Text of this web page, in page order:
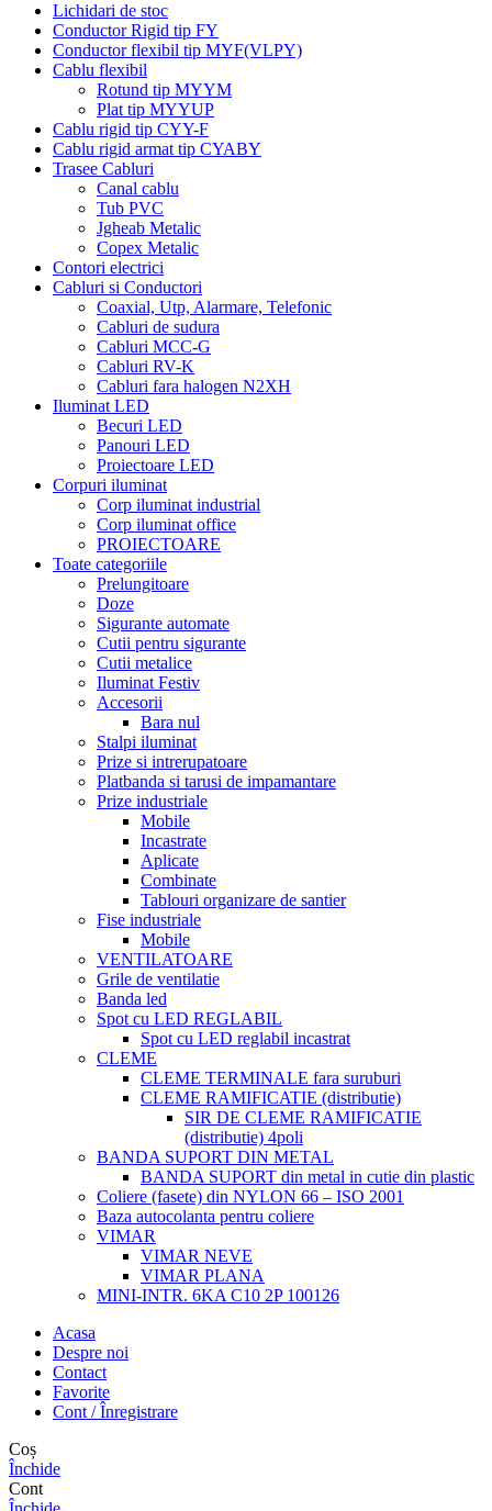
Lichidari de stoc
Conductor Rigid tip FY
Conductor flexibil tip MYF(VLPY)
Cablu flexibil
Rotund tip MYYM
Plat tip MYYUP
Cablu rigid tip CYY-F
Cablu rigid armat tip CYABY
Trasee Cabluri
Canal cablu
Tub PVC
Jgheab Metalic
Copex Metalic
Contori electrici
Cabluri si Conductori
Coaxial, Utp, Alarmare, Telefonic
Cabluri de sudura
Cabluri MCC-G
Cabluri RV-K
Cabluri fara halogen N2XH
Iluminat LED
Becuri LED
Panouri LED
Proiectoare LED
Corpuri iluminat
Corp iluminat industrial
Corp iluminat office
PROIECTOARE
Toate categoriile
Prelungitoare
Doze
Sigurante automate
Cutii pentru sigurante
Cutii metalice
Iluminat Festiv
Accesorii
Bara nul
Stalpi iluminat
Prize si intrerupatoare
Platbanda si tarusi de impamantare
Prize industriale
Mobile
Incastrate
Aplicate
Combinate
Tablouri organizare de santier
Fise industriale
Mobile
VENTILATOARE
Grile de ventilatie
Banda led
Spot cu LED REGLABIL
Spot cu LED reglabil incastrat
CLEME
CLEME TERMINALE fara suruburi
CLEME RAMIFICATIE (distributie)
SIR DE CLEME RAMIFICATIE
(distributie) 4poli
BANDA SUPORT DIN METAL
BANDA SUPORT din metal in cutie din plastic
Coliere (fasete) din NYLON 66 – ISO 2001
Baza autocolanta pentru coliere
VIMAR
VIMAR NEVE
VIMAR PLANA
MINI-INTR. 6KA C10 2P 100126
Acasa
Despre noi
Contact
Favorite
Cont / Înregistrare
Coș
Închide
Cont